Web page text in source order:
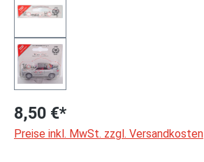
8,50 €*
Preise inkl. MwSt. zzgl. Versandkosten